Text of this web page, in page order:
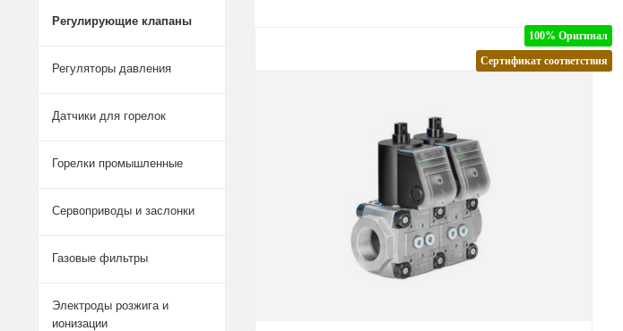
100% Оригинал
Сертификат соответствия
Регулирующие клапаны
Регуляторы давления
Датчики для горелок
Горелки промышленные
Сервоприводы и заслонки
Газовые фильтры
Электроды розжига и
ионизации